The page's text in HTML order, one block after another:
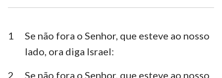
Esdras Neemias
Ester Jó
Salmos
Eclesiastes Cânticos
1
Se não fora o Senhor, que esteve ao nosso
lado, ora diga Israel:
2
Se não fora o Senhor, que esteve ao nosso